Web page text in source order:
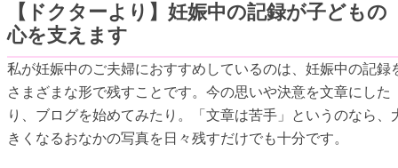
【ドクターより】妊娠中の記録が子どもの
心を支えます
私が妊娠中のご夫婦におすすめしているのは、妊娠中の記録
さまざまな形で残すことです。今の思いや決意を文章にした
り、ブログを始めてみたり。「文章は苦手」というのなら、
きくなるおなかの写真を日々残すだけでも十分です。